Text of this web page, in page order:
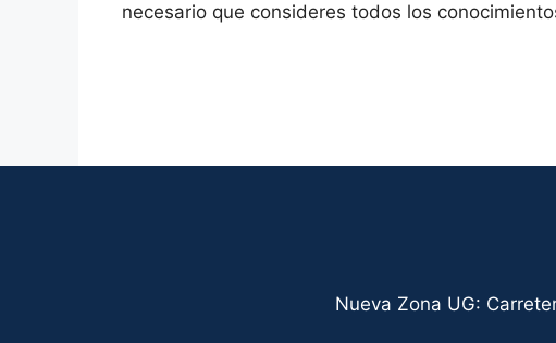
necesario que consideres todos los
Nueva Zona UG: